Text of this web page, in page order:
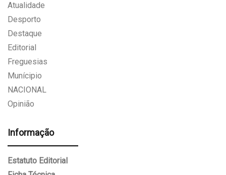
Atualidade
Desporto
Destaque
Editorial
Freguesias
Munícipio
NACIONAL
Opinião
Informação
Estatuto Editorial